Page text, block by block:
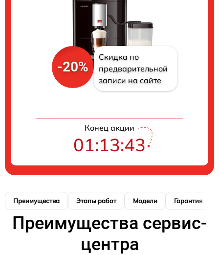
-20%
Скидка по
предварительной
записи на сайте
Конец акции
01:13:42
Преимущества Этапы работ Модели Гарантия
Преимущества сервис-
центра